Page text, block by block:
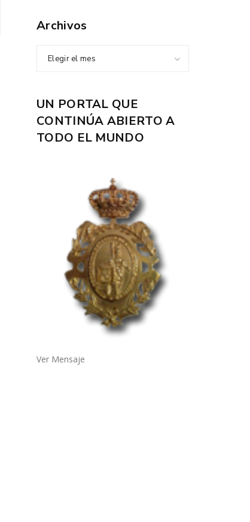
Archivos
Elegir el mes
UN PORTAL QUE
CONTINÚA ABIERTO A
TODO EL MUNDO
Ver Mensaje